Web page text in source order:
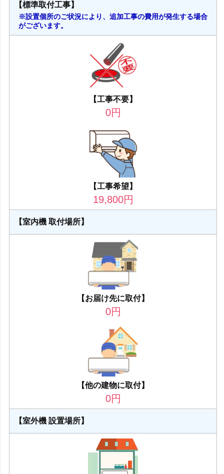
【標準取付工事】
※設置個所のご状況により、追加工事の費用が発生する場合
がございます。
【工事不要】
0円
【工事希望】
19,800円
【室内機 取付場所】
【お届け先に取付】
0円
【他の建物に取付】
0円
【室外機 設置場所】